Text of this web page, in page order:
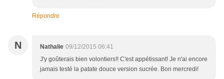
Répondre
N Nathalie 09/12/2015 06:41
J'y goûterais bien volontiers!! C'est appétissant! Je n'ai encore
jamais testé la patate douce version sucrée. Bon mercredi!